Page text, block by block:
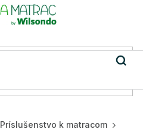
Príslušenstvo k matracom